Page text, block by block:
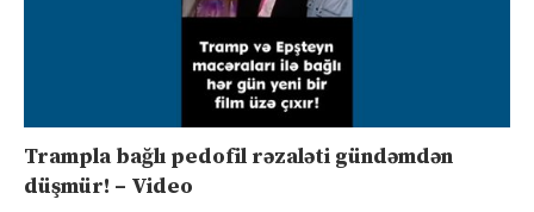
Trampla bağlı pedofil rəzaləti gündəmdən
düşmür! – Video